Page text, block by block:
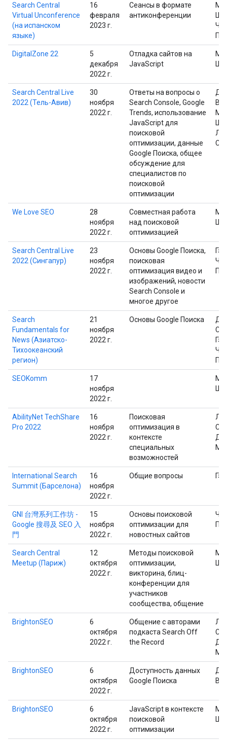
Search Central
Virtual Unconference
(на испанском
языке)
16
февраля
2023 г.
Сеансы в формате
антиконференции
DigitalZone 22
5
декабря
2022 г.
Отладка сайтов на
JavaScript
Search Central Live
2022 (Тель-Авив)
30
ноября
2022 г.
Ответы на вопросы о
Search Console, Google
Trends, использование
JavaScript для
поисковой
оптимизации, данные
Google Поиска, общее
обсуждение для
специалистов по
поисковой
оптимизации
We Love SEO
28
ноября
2022 г.
Совместная работа
над поисковой
оптимизацией
Search Central Live
2022 (Сингапур)
23
ноября
2022 г.
Основы Google Поиска,
поисковая
оптимизация видео и
изображений, новости
Search Console и
многое другое
Search
Fundamentals for
News (Азиатско-
Тихоокеанский
регион)
21
ноября
2022 г.
Основы Google Поиска
SEOKomm
17
ноября
2022 г.
AbilityNet TechShare
Pro 2022
16
ноября
2022 г.
Поисковая
оптимизация в
контексте
специальных
возможностей
International Search
Summit (Барселона)
16
ноября
2022 г.
Общие вопросы
GNI 台灣系列工作坊 -
Google 搜尋及 SEO 入
門
15
ноября
2022 г.
Основы поисковой
оптимизации для
новостных сайтов
Search Central
Meetup (Париж)
12
октября
2022 г.
Методы поисковой
оптимизации,
викторина, блиц-
конференции для
участников
сообщества, общение
BrightonSEO
6
октября
2022 г.
Общение с авторами
подкаста Search Off
the Record
BrightonSEO
6
октября
2022 г.
Доступность данных
Google Поиска
BrightonSEO
6
октября
2022 г.
JavaScript в контексте
поисковой
оптимизации